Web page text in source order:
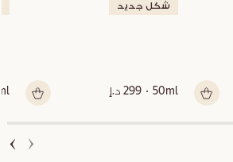
شكل جديد
50ml 299 د.إ